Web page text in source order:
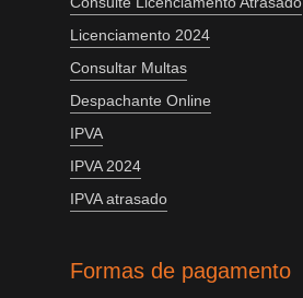
Licenciamento 2024
Consultar Multas
Despachante Online
IPVA
IPVA 2024
IPVA atrasado
Formas de pagamento